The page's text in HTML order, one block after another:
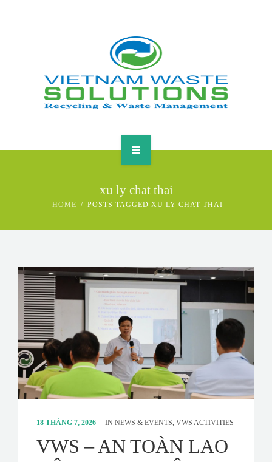
CONTACT
SURVEY
xu ly chat thai
HOME POSTS TAGGED XU LY CHAT THAI
18 THÁNG 7, 2026 IN NEWS & EVENTS, VWS ACTIVITIES
VWS – AN TOÀN LAO